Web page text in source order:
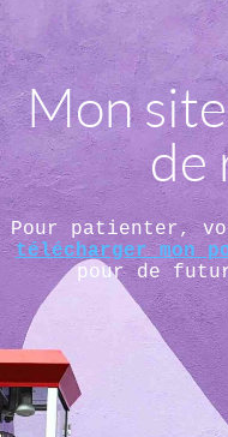
Mon site
de
Pour patienter,
télécharger mon
pour de